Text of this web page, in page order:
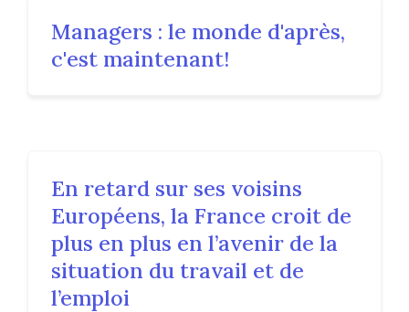
Managers : le monde d'après,
c'est maintenant!
En retard sur ses voisins
Européens, la France croit de
plus en plus en l’avenir de la
situation du travail et de
l’emploi